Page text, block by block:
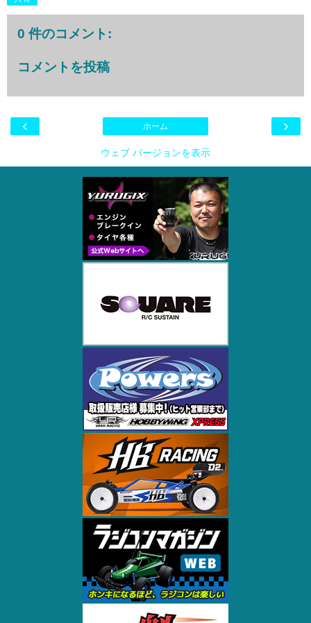
0 件のコメント:
コメントを投稿
‹ ›
ホーム
ウェブ バージョンを表示